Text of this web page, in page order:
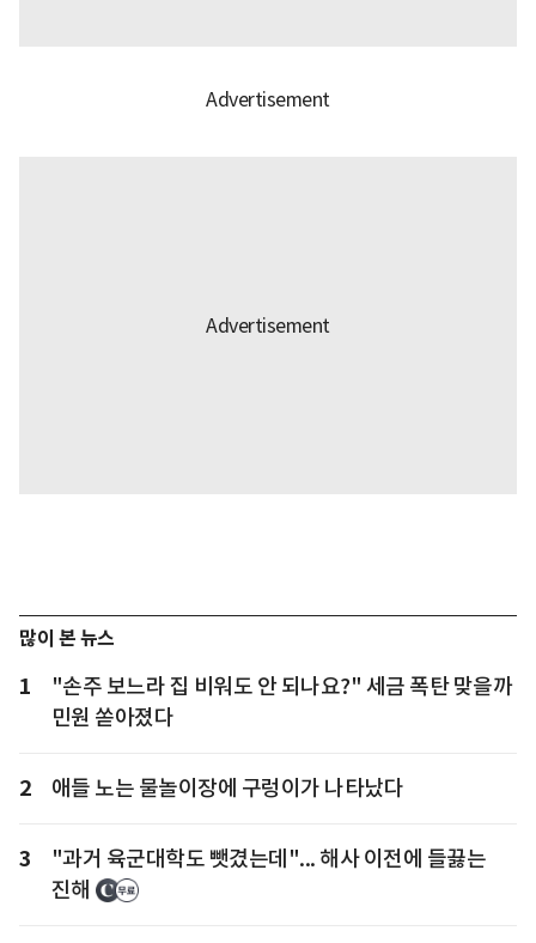
많이 본 뉴스
1
"손주 보느라 집 비워도 안 되나요?" 세금 폭탄 맞을까
민원 쏟아졌다
2 애들 노는 물놀이장에 구렁이가 나타났다
3
"과거 육군대학도 뺏겼는데"... 해사 이전에 들끓는
진해